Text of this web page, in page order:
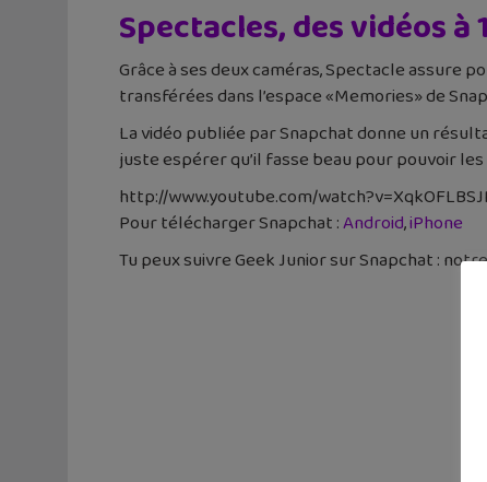
Spectacles, des vidéos à
Grâce à ses deux caméras, Spectacle assure
transférées dans l’espace «Memories» de
La vidéo publiée par Snapchat donne un
juste espérer qu’il fasse beau pour pouvoir
http://www.youtube.com/
Pour télécharger Snapchat :Android,iPhone
Tu peux suivre Geek Junior sur Snapchat :